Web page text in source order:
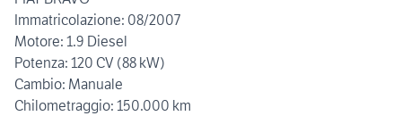
Immatricolazione: 08/2007
Motore: 1.9 Diesel
Potenza: 120 CV (88 kW)
Cambio: Manuale
Chilometraggio: 150.000 km